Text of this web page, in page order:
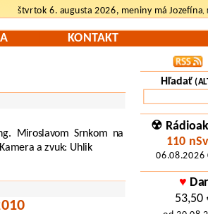
štvrtok 6. augusta 2026, meniny má Jozefína,
KONTAKT
Hľadať
☢
110
06.08.2026
♥ Dar
53,50
Miroslavom Srnkom na
a zvuk: Uhlik